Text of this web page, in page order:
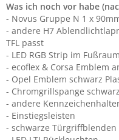
Was ich noch vor habe
- Novus Gruppe N 1 x
- andere H7
TFL passt
- LED RGB Strip im Fußraum
- ecoflex & Corsa Emblem
- Opel Emblem schwarz
- Chromgrillspange
- andere
- Einstiegsleisten
- schwarze